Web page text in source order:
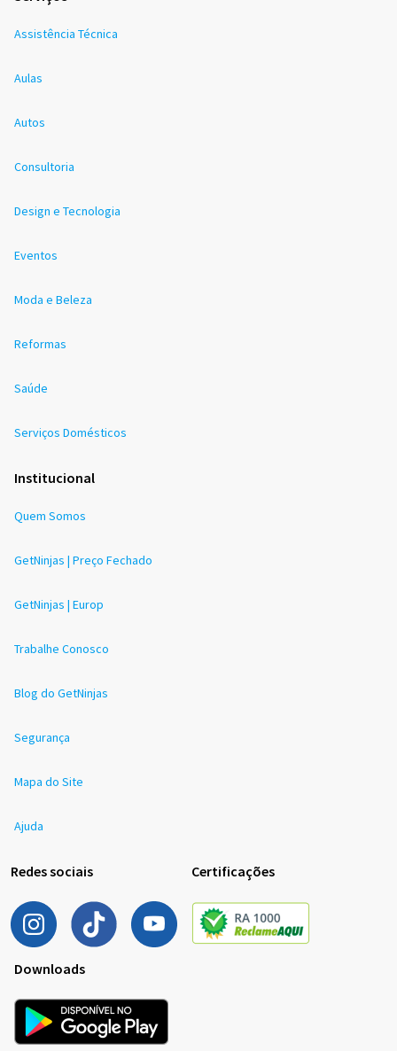
Assistência Técnica
Aulas
Autos
Consultoria
Design e Tecnologia
Eventos
Moda e Beleza
Reformas
Saúde
Serviços Domésticos
Institucional
Quem Somos
GetNinjas | Preço Fechado
GetNinjas | Europ
Trabalhe Conosco
Blog do GetNinjas
Segurança
Mapa do Site
Ajuda
Redes sociais Certificações
Downloads